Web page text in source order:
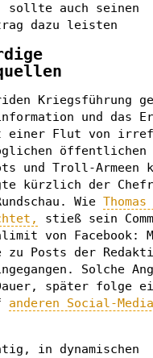
sollte auch seinen
dazu leisten
Kriegsführung
und das
einer Flut von
öffentlichen
und Troll-Armeen
kürzlich der
Wie
stieß sein
von Facebook:
zu Posts der
Solche
später folge
anderen Social-
in dynamischen